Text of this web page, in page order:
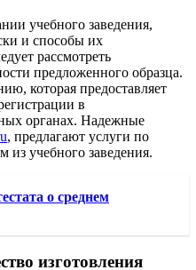
учебного заведения,
и способы их
рассмотреть
предложенного образца.
которая предоставляет
в
органах. Надежные
, предлагают услуги по
из учебного заведения.
о среднем
изготовления